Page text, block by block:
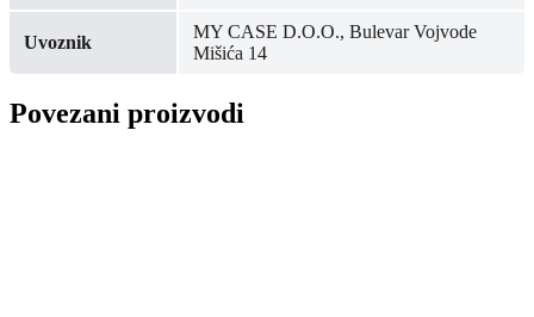
Uvoznik
MY CASE D.O.O., Bulevar Vojvode
Mišića 14
Povezani proizvodi